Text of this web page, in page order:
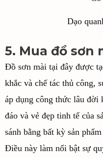
Dạo
5. Mua đồ sơn
Đồ sơn mài tại đây được
khắc và chế tác thủ công,
áp dụng công thức lâu đời
đáo và vẻ đẹp tinh tế của
sánh bằng bất kỳ sản
Điều này làm nổi bật sự